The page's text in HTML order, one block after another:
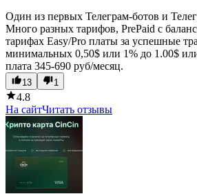
Один из первых Телеграм-ботов и
Много разных тарифов, PrePaid c
тарифах Easy/Pro платы за успешные
минимальных 0,50$ или 1% до 1.00$
плата 345-690 руб/месяц.
13 1
4.8
На сайтЧитать отзывы